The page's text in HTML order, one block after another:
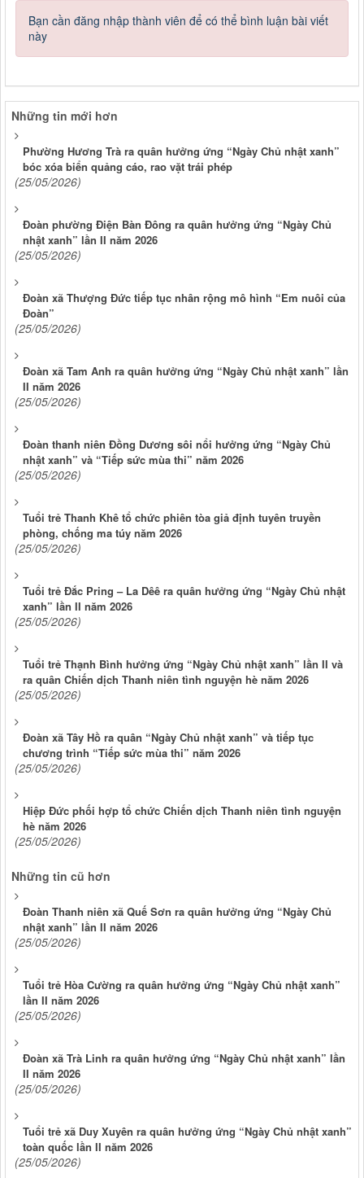
Bạn cần đăng nhập thành viên để có thể bình luận bài viết
này
Những tin mới hơn
Phường Hương Trà ra quân hưởng ứng “Ngày Chủ nhật xanh”
bóc xóa biển quảng cáo, rao vặt trái phép
(25/05/2026)
Đoàn phường Điện Bàn Đông ra quân hưởng ứng “Ngày Chủ
nhật xanh” lần II năm 2026
(25/05/2026)
Đoàn xã Thượng Đức tiếp tục nhân rộng mô hình “Em nuôi của
Đoàn”
(25/05/2026)
Đoàn xã Tam Anh ra quân hưởng ứng “Ngày Chủ nhật xanh” lần
II năm 2026
(25/05/2026)
Đoàn thanh niên Đồng Dương sôi nổi hưởng ứng “Ngày Chủ
nhật xanh” và “Tiếp sức mùa thi” năm 2026
(25/05/2026)
Tuổi trẻ Thanh Khê tổ chức phiên tòa giả định tuyên truyền
phòng, chống ma túy năm 2026
(25/05/2026)
Tuổi trẻ Đắc Pring – La Dêê ra quân hưởng ứng “Ngày Chủ nhật
xanh” lần II năm 2026
(25/05/2026)
Tuổi trẻ Thạnh Bình hưởng ứng “Ngày Chủ nhật xanh” lần II và
ra quân Chiến dịch Thanh niên tình nguyện hè năm 2026
(25/05/2026)
Đoàn xã Tây Hồ ra quân “Ngày Chủ nhật xanh” và tiếp tục
chương trình “Tiếp sức mùa thi” năm 2026
(25/05/2026)
Hiệp Đức phối hợp tổ chức Chiến dịch Thanh niên tình nguyện
hè năm 2026
(25/05/2026)
Những tin cũ hơn
Đoàn Thanh niên xã Quế Sơn ra quân hưởng ứng “Ngày Chủ
nhật xanh” lần II năm 2026
(25/05/2026)
Tuổi trẻ Hòa Cường ra quân hưởng ứng “Ngày Chủ nhật xanh”
lần II năm 2026
(25/05/2026)
Đoàn xã Trà Linh ra quân hưởng ứng “Ngày Chủ nhật xanh” lần
II năm 2026
(25/05/2026)
Tuổi trẻ xã Duy Xuyên ra quân hưởng ứng “Ngày Chủ nhật xanh”
toàn quốc lần II năm 2026
(25/05/2026)